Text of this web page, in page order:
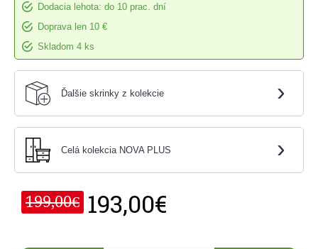
Dodacia lehota: do 10 prac. dní
Doprava len 10 €
Skladom 4 ks
Ďalšie skrinky z kolekcie ›
Celá kolekcia NOVA PLUS ›
199,00€ 193,00€